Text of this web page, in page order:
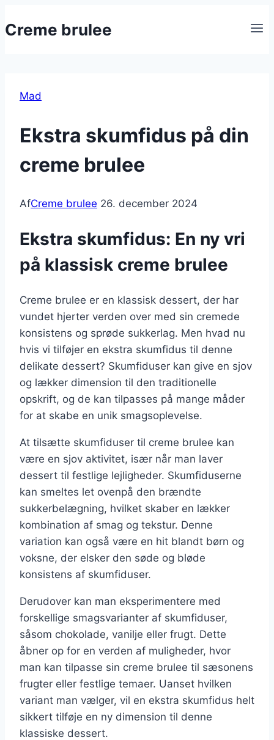
til
Creme brulee
Mad
Ekstra skumfidus på din
creme brulee
AfCreme brulee 26. december 2024
Ekstra skumfidus: En ny vri
på klassisk creme brulee
Creme brulee er en klassisk dessert, der har
vundet hjerter verden over med sin cremede
konsistens og sprøde sukkerlag. Men hvad nu
hvis vi tilføjer en ekstra skumfidus til denne
delikate dessert? Skumfiduser kan give en sjov
og lækker dimension til den traditionelle
opskrift, og de kan tilpasses på mange måder
for at skabe en unik smagsoplevelse.
At tilsætte skumfiduser til creme brulee kan
være en sjov aktivitet, især når man laver
dessert til festlige lejligheder. Skumfiduserne
kan smeltes let ovenpå den brændte
sukkerbelægning, hvilket skaber en lækker
kombination af smag og tekstur. Denne
variation kan også være en hit blandt børn og
voksne, der elsker den søde og bløde
konsistens af skumfiduser.
Derudover kan man eksperimentere med
forskellige smagsvarianter af skumfiduser,
såsom chokolade, vanilje eller frugt. Dette
åbner op for en verden af muligheder, hvor
man kan tilpasse sin creme brulee til sæsonens
frugter eller festlige temaer. Uanset hvilken
variant man vælger, vil en ekstra skumfidus helt
sikkert tilføje en ny dimension til denne
klassiske dessert.